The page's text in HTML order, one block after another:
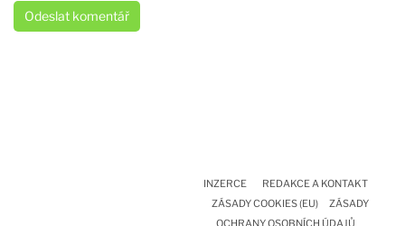
INZERCE
REDAKCE A KONTAKT
ZÁSADY COOKIES (EU)
ZÁSADY
OCHRANY OSOBNÍCH ÚDAJŮ